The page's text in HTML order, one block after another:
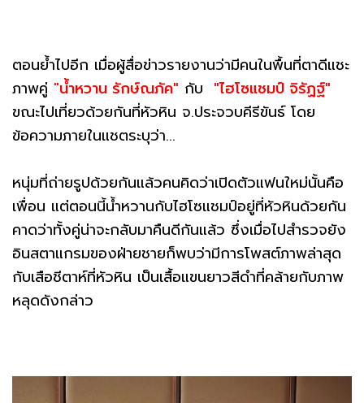
ตอนย้ำไปอีก เมื่อผู้สื่อข่าวรายงานว่ามีคนในพื้นที่ตาดีแชะ
ภาพคู่ "น้ำหวาน รักษ์ณภัค" กับ "ไฮโซแชมป์ จิรัฏฐ์"
ขณะไปเที่ยวด้วยกันที่หัวหิน จ.ประจวบคีรีขันธ์ โดย
ข้อความภายในแชตระบุว่า...
หนุ่มที่ถ่ายรูปด้วยกันแล้วคนคิดว่าเปิดตัวแฟนใหม่นั้นคือ
เพื่อน แต่ตอนนี้น้ำหวานกับไฮโซแชมป์อยู่ที่หัวหินด้วยกัน
คาดว่าทั้งคู่น่าจะกลับมาคืนดีกันแล้ว ซึ่งเมื่อไปสำรวจยัง
อินสตาแกรมของฝ่ายชายก็พบว่ามีการโพสต์ภาพล่าสุด
กับเสือชีตาห์ที่หัวหิน เป็นเสื้อแขนยาวสีดำที่คล้ายกับภาพ
หลุดดังกล่าว